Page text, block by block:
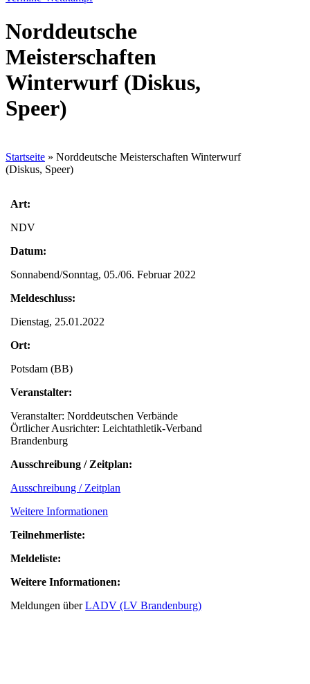
Norddeutsche
Meisterschaften
Winterwurf (Diskus,
Speer)
Startseite » Norddeutsche Meisterschaften Winterwurf
(Diskus, Speer)
Art:
NDV
Datum:
Sonnabend/Sonntag, 05./06. Februar 2022
Meldeschluss:
Dienstag, 25.01.2022
Ort:
Potsdam (BB)
Veranstalter:
Veranstalter: Norddeutschen Verbände
Örtlicher Ausrichter: Leichtathletik-Verband
Brandenburg
Ausschreibung / Zeitplan:
Ausschreibung / Zeitplan
Weitere Informationen
Teilnehmerliste:
Meldeliste:
Weitere Informationen:
Meldungen überLADV (LV Brandenburg)